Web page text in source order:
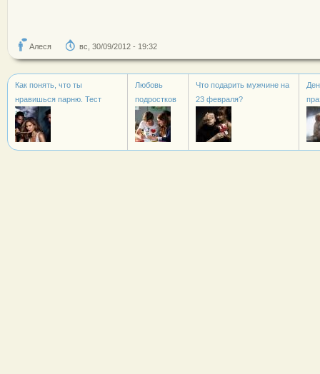
Алеся вс, 30/09/2012 - 19:32
Как понять, что ты
нравишься парню. Тест
Любовь
подростков
Что подарить мужчине на
23 февраля?